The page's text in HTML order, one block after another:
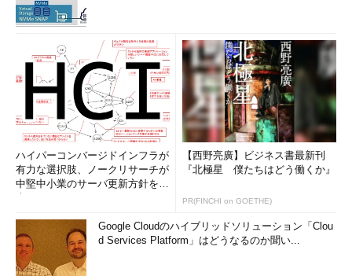
ハイパーコンバージドインフラが
有力な選択肢、ノークリサーチが
中堅中小業のサーバ更新方針を調
【西野亮廣】ビジネス書最新刊
『北極星 僕たちはどう働くか』
PR(FINCHI on GOETHE)
Google Cloudのハイブリッドソリューション「Clou
d Services Platform」はどうなるのか聞い...